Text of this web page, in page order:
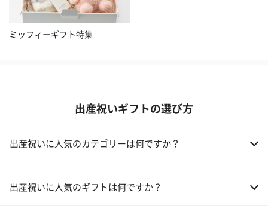
ミッフィーギフト特集
出産祝いギフトの選び方
出産祝いに人気のカテゴリーは何ですか？
02 ベビー寝具・家具
出産祝いに人気のギフトは何ですか？